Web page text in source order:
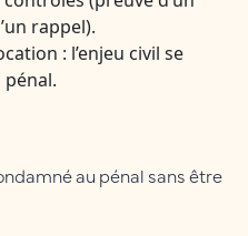
rappel).
: l’enjeu civil se
pénal.
au pénal sans être